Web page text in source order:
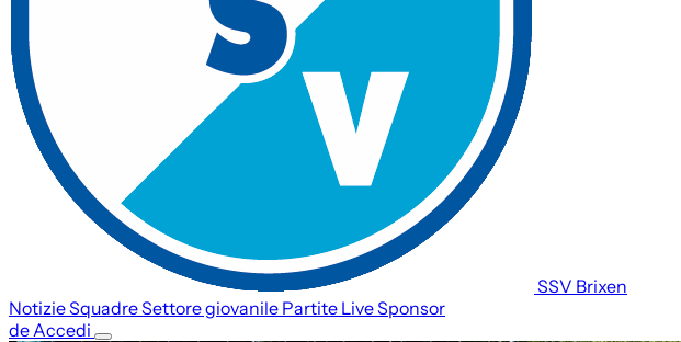
SSV Brixen
NotizieSquadreSettore giovanile Partite LiveSponsor
deAccedi